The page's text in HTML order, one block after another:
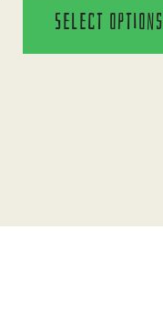
Select options